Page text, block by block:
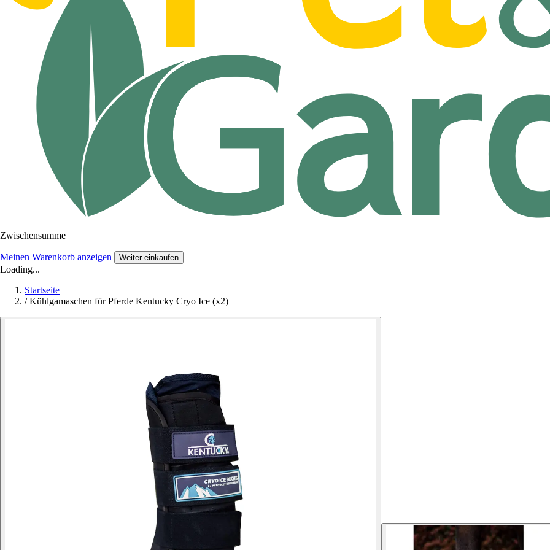
Zwischensumme
Meinen Warenkorb anzeigen Weiter einkaufen
Loading...
Startseite
/ Kühlgamaschen für Pferde Kentucky Cryo Ice (x2)